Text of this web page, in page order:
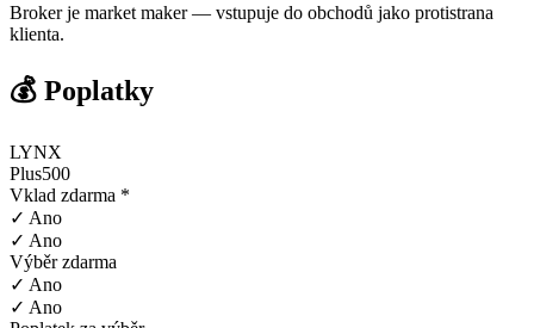
Broker je market maker — vstupuje do obchodů jako protistrana
klienta.
💰 Poplatky
LYNX
Plus500
Vklad zdarma *
✓ Ano
✓ Ano
Výběr zdarma
✓ Ano
✓ Ano